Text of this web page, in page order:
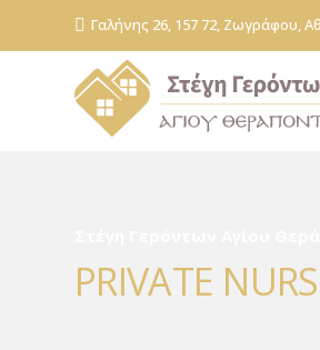
Γαλήνης 26, 157 72, Ζωγράφου,
PRIVATE